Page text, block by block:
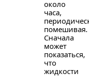
около
часа,
помешивая.
Сначала
может
показаться,
что
жидкости